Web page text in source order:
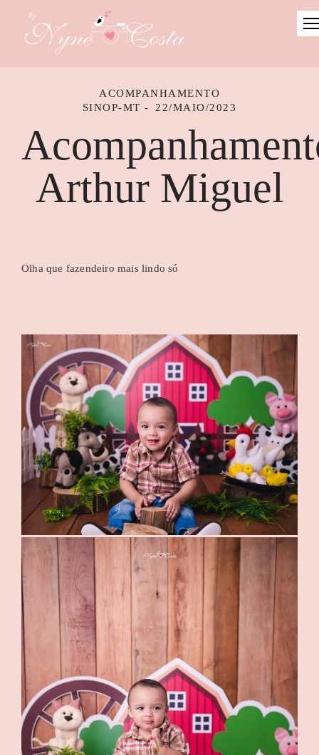
ACOMPANHAMENTO
SINOP-MT
22/MAIO/2023
Arthur Miguel
Olha que fazendeiro mais lindo só